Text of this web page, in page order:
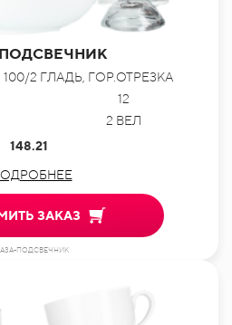
100/2 ГЛАДЬ, ГОР.ОТРЕЗКА
12
2 ВЕЛ
148.21
ЗАКАЗ
ПОДСВЕЧНИК